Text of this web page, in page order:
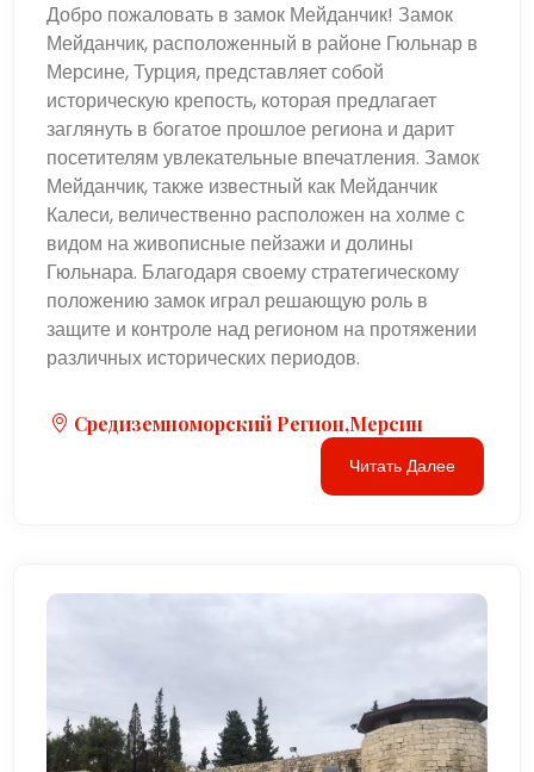
Добро пожаловать в замок Мейданчик! Замок
Мейданчик, расположенный в районе Гюльнар в
Мерсине, Турция, представляет собой
историческую крепость, которая предлагает
заглянуть в богатое прошлое региона и дарит
посетителям увлекательные впечатления. Замок
Мейданчик, также известный как Мейданчик
Калеси, величественно расположен на холме с
видом на живописные пейзажи и долины
Гюльнара. Благодаря своему стратегическому
положению замок играл решающую роль в
защите и контроле над регионом на протяжении
различных исторических периодов.
Средиземноморский Регион,Мерсин
Читать Далее